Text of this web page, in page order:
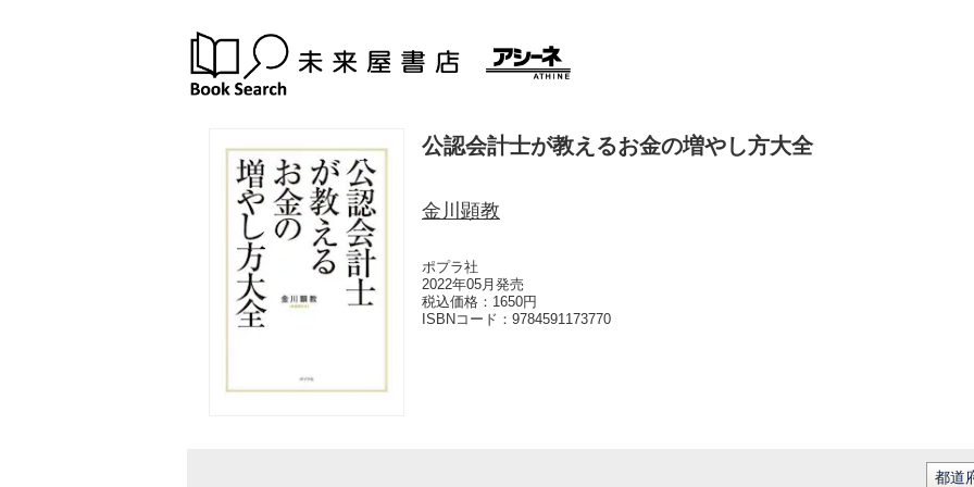
公認会計士が教えるお金の増やし方大全
金川顕教
ポプラ社
2022年05月発売
税込価格：1650円
ISBNコード： 9784591173770